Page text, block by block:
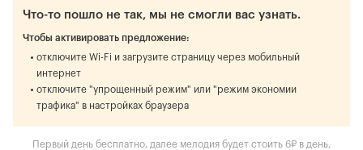
Что-то пошло не так, мы не смогли вас узнать.
Чтобы активировать предложение:
отключите Wi-Fi и загрузите страницу через мобильный
интернет
отключите "упрощенный режим" или "режим экономии
трафика" в настройках браузера
Первый день бесплатно, далее мелодия будет стоить 6₽ в день,